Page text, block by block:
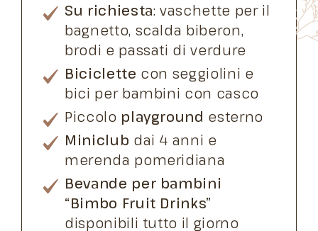
Su richiesta: vaschette per il
bagnetto, scalda biberon,
brodi e passati di verdure
Biciclette con seggiolini e
bici per bambini con casco
Piccolo playground esterno
Miniclub dai 4 anni e
merenda pomeridiana
Bevande per bambini
“Bimbo Fruit Drinks”
disponibili tutto il giorno